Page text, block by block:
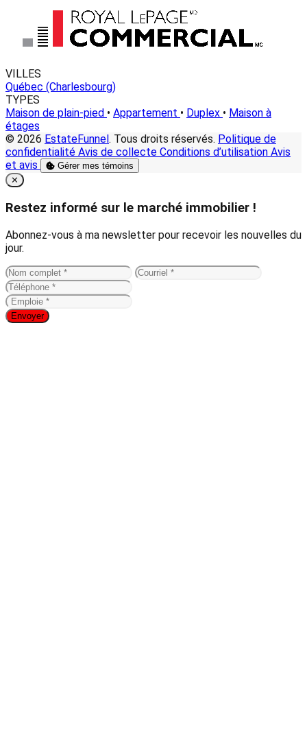
VILLES
Québec (Charlesbourg)
TYPES
Maison de plain-pied • Appartement • Duplex • Maison à
étages
© 2026 EstateFunnel . Tous droits réservés. Politique de
confidentialité Avis de collecte Conditions d’utilisation Avis
et avis
Gérer mes témoins
Close
✕
Restez informé sur le marché immobilier !
Abonnez-vous à ma newsletter pour recevoir les nouvelles du
jour.
Envoyer